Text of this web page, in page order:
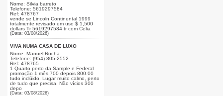
Nome: Silvia barreto
Telefone: 5619297584
Ref: 478767
vende se Lincoln Continental 1999
totalmente revisado em uso $ 1,500
dollars Tr 5619297584 tr com Celia
(Data: 03/08/2026)
VIVA NUMA CASA DE LUXO
Nome: Manuel Rocha
Telefone: (954) 805-2552
Ref: 478765
1 Quarto perto da Sample e Federal
promoção 1 mês 700 depois 800.00
tudo inclúido. Lugar muito calmo, perto
de tudo que precisa. Não vícios 300
depo
(Data: 03/08/2026)